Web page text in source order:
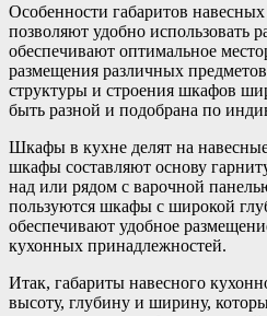
Особенности габаритов
позволяют удобно использовать
обеспечивают оптимальное
размещения различных
структуры и строения шкафов
быть разной и подобрана по
Шкафы в кухне делят на
шкафы составляют основу
над или рядом с варочной
пользуются шкафы с широкой
обеспечивают удобное
кухонных принадлежностей.
Итак, габариты навесного
высоту, глубину и ширину,